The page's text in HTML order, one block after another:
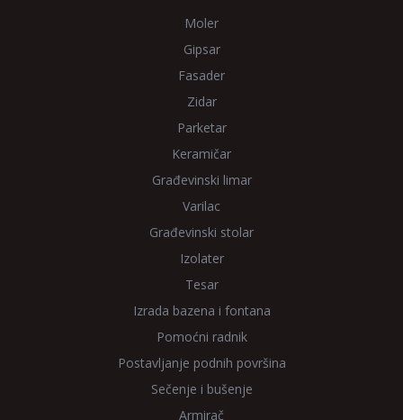
Moler
Gipsar
Fasader
Zidar
Parketar
Keramičar
Građevinski limar
Varilac
Građevinski stolar
Izolater
Tesar
Izrada bazena i fontana
Pomoćni radnik
Postavljanje podnih površina
Sečenje i bušenje
Armirač